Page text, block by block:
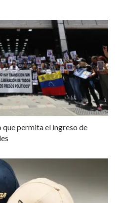
permita el ingreso de